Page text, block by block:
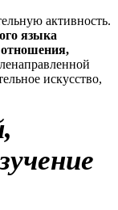
активность.
языка
отношения,
искусство,